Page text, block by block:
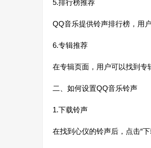
5.排行榜推荐
QQ音乐提供铃声排行榜，用
6.专辑推荐
在专辑页面，用户可以找到专
二、如何设置QQ音乐铃声
1.下载铃声
在找到心仪的铃声后，点击“